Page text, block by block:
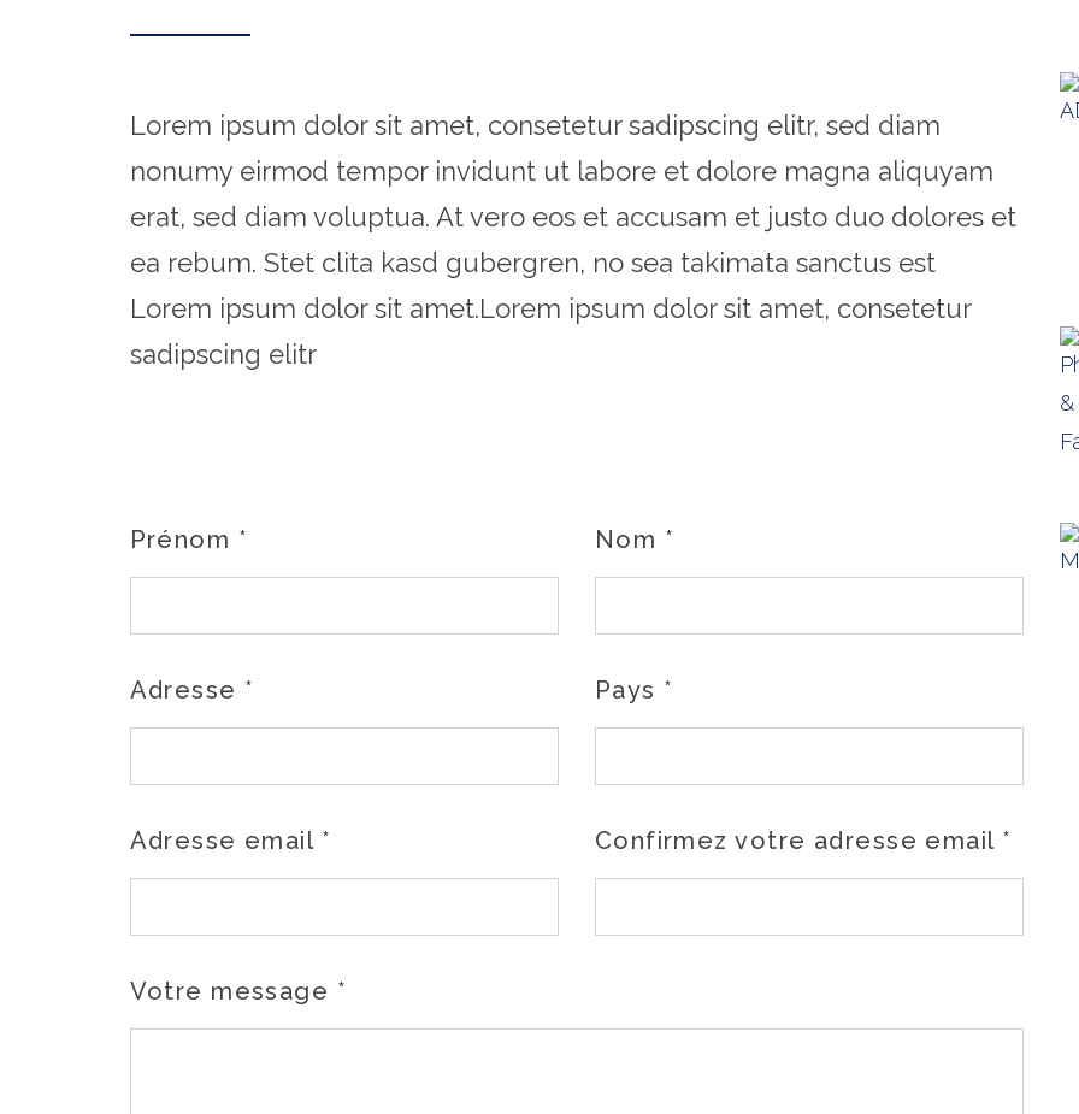
Lorem ipsum dolor sit amet, consetetur sadipscing elitr, sed diam
nonumy eirmod tempor invidunt ut labore et dolore magna aliquyam
erat, sed diam voluptua. At vero eos et accusam et justo duo dolores et
ea rebum. Stet clita kasd gubergren, no sea takimata sanctus est
Lorem ipsum dolor sit amet.Lorem ipsum dolor sit amet, consetetur
sadipscing elitr
Prénom * Nom *
Adresse * Pays *
Adresse email * Confirmez votre adresse email *
Votre message *